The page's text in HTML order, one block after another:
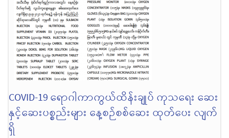
COVID-19 ရောဂါကာကွယ်ထိန်းချုပ် ကုသရေး ဆေး
နှင့်ဆေးပစ္စည်းများ နေ့စဉ်စစ်ဆေး ထုတ်ပေး လျက်
ရှိ